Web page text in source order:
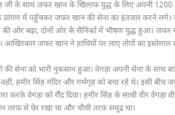
जी के साथ जफर खान के खिलाफ युद्ध के लिए अपनी
प्रांगण में पहुँचकर जफर खान की सेना का इंतजार करने
की ओर बढ़ा, दोनों ओर के सैनिकों में भीषण युद्ध हुआ। जफर
आखिरकार जफर खान ने हाथियों पर लाए तोपों का इस्तेमाल
की सेना को भारी नुकसान हुआ। वेगड़ा अपनी सेना के साथ
हमीर सिंह मंदिर और गर्भगृह को बचा रहे थे। इसी
करके वेगड़ा को रौंद दिया। हमीर सिंह के साथी वीर वेगड़ा
तरफ से घेर रखा था और चौथी तरफ समुद्र था।